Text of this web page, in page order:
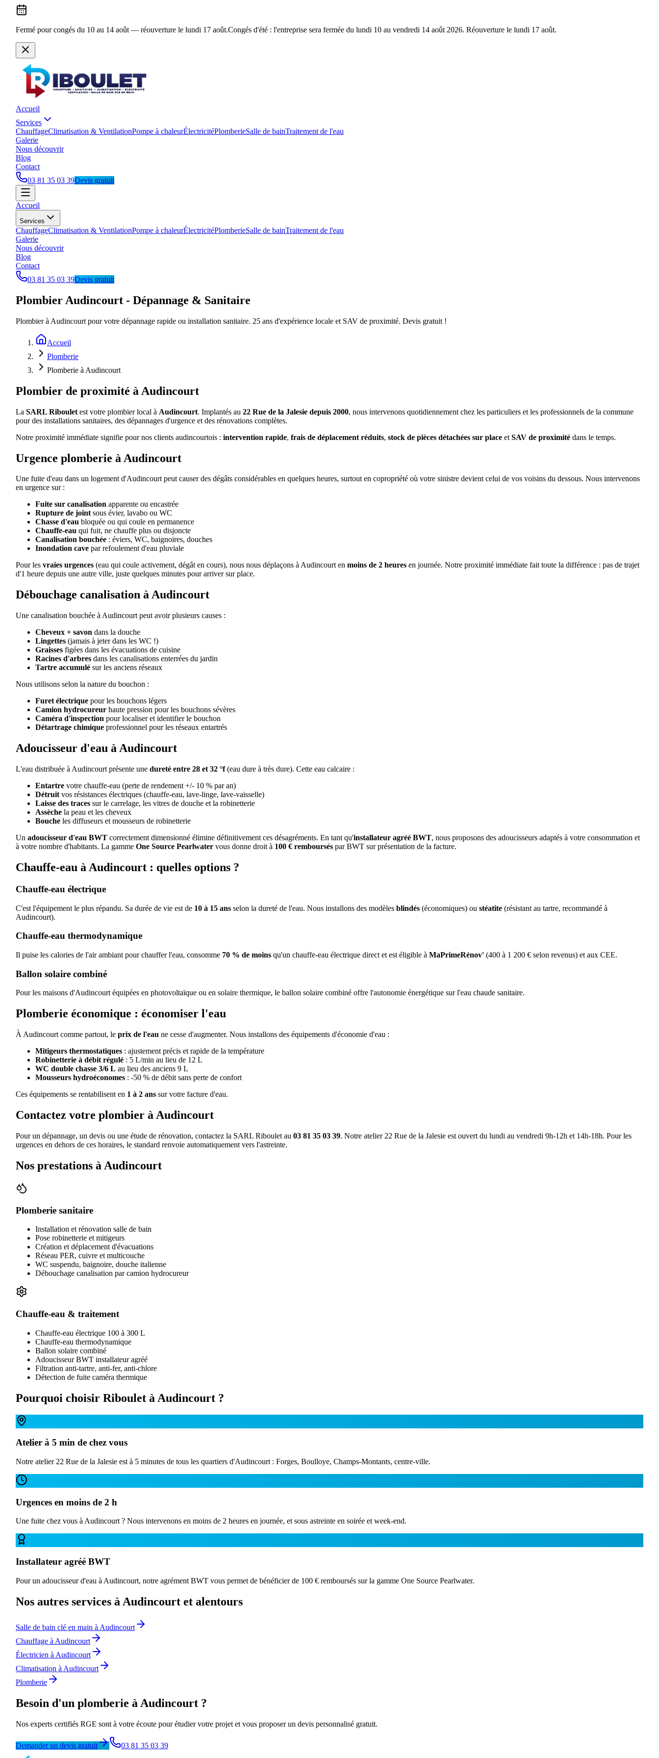
Fermé pour congés du 10 au 14 août — réouverture le lundi 17 août.Congés d'été : l'entreprise sera fermée du lundi 10 au vendredi 14 août 2026. Réouverture le lundi 17 août.
Accueil
Services
ChauffageClimatisation & VentilationPompe à chaleurÉlectricitéPlomberieSalle de bainTraitement de l'eau
Galerie
Nous découvrir
Blog
Contact
03 81 35 03 39Devis gratuit
Accueil
Services
ChauffageClimatisation & VentilationPompe à chaleurÉlectricitéPlomberieSalle de bainTraitement de l'eau
Galerie
Nous découvrir
Blog
Contact
03 81 35 03 39Devis gratuit
Plombier Audincourt - Dépannage & Sanitaire
Plombier à Audincourt pour votre dépannage rapide ou installation sanitaire. 25 ans d'expérience locale et SAV de proximité. Devis gratuit !
Accueil
Plomberie
Plomberie à Audincourt
Plombier de proximité à Audincourt
La SARL Riboulet est votre plombier local à Audincourt. Implantés au 22 Rue de la Jalesie depuis 2000, nous intervenons quotidiennement chez les particuliers et les professionnels de la commune
pour des installations sanitaires, des dépannages d'urgence et des rénovations complètes.
Notre proximité immédiate signifie pour nos clients audincourtois : intervention rapide, frais de déplacement réduits, stock de pièces détachées sur place et SAV de proximité dans le temps.
Urgence plomberie à Audincourt
Une fuite d'eau dans un logement d'Audincourt peut causer des dégâts considérables en quelques heures, surtout en copropriété où votre sinistre devient celui de vos voisins du dessous. Nous intervenons
en urgence sur :
Fuite sur canalisation apparente ou encastrée
Rupture de jointsous évier, lavabo ou WC
Chasse d'eau bloquée ou qui coule en permanence
Chauffe-eau qui fuit, ne chauffe plus ou disjoncte
Canalisation bouchée : éviers, WC, baignoires, douches
Inondation cave par refoulement d'eau pluviale
Pour les vraies urgences (eau qui coule activement, dégât en cours), nous nous déplaçons à Audincourt en moins de 2 heures en journée. Notre proximité immédiate fait toute la différence : pas de trajet
d'1 heure depuis une autre ville, juste quelques minutes pour arriver sur place.
Débouchage canalisation à Audincourt
Une canalisation bouchée à Audincourt peut avoir plusieurs causes :
Cheveux + savon dans la douche
Lingettes (jamais à jeter dans les WC !)
Graisses figées dans les évacuations de cuisine
Racines d'arbres dans les canalisations enterrées du jardin
Tartre accumulé sur les anciens réseaux
Nous utilisons selon la nature du bouchon :
Furet électrique pour les bouchons légers
Camion hydrocureur haute pression pour les bouchons sévères
Caméra d'inspection pour localiser et identifier le bouchon
Détartrage chimique professionnel pour les réseaux entartrés
Adoucisseur d'eau à Audincourt
L'eau distribuée à Audincourt présente une dureté entre 28 et 32 °f(eau dure à très dure). Cette eau calcaire :
Entartre votre chauffe-eau (perte de rendement +/- 10 % par an)
Détruit vos résistances électriques (chauffe-eau, lave-linge, lave-vaisselle)
Laisse des traces sur le carrelage, les vitres de douche et la robinetterie
Assèche la peau et les cheveux
Bouche les diffuseurs et mousseurs de robinetterie
Un adoucisseur d'eau BWT correctement dimensionné élimine définitivement ces désagréments. En tant qu'installateur agréé BWT, nous proposons des adoucisseurs adaptés à votre consommation et
à votre nombre d'habitants. La gamme One Source Pearlwater vous donne droit à 100 € remboursés par BWT sur présentation de la facture.
Chauffe-eau à Audincourt : quelles options ?
Chauffe-eau électrique
C'est l'équipement le plus répandu. Sa durée de vie est de 10 à 15 ans selon la dureté de l'eau. Nous installons des modèles blindés (économiques) ou stéatite (résistant au tartre, recommandé à
Audincourt).
Chauffe-eau thermodynamique
Il puise les calories de l'air ambiant pour chauffer l'eau, consomme 70 % de moins qu'un chauffe-eau électrique direct et est éligible à MaPrimeRénov' (400 à 1 200 € selon revenus) et aux CEE.
Ballon solaire combiné
Pour les maisons d'Audincourt équipées en photovoltaïque ou en solaire thermique, le ballon solaire combiné offre l'autonomie énergétique sur l'eau chaude sanitaire.
Plomberie économique : économiser l'eau
À Audincourt comme partout, le prix de l'eau ne cesse d'augmenter. Nous installons des équipements d'économie d'eau :
Mitigeurs thermostatiques : ajustement précis et rapide de la température
Robinetterie à débit régulé : 5 L/min au lieu de 12 L
WC double chasse 3/6 L au lieu des anciens 9 L
Mousseurs hydroéconomes : -50 % de débit sans perte de confort
Ces équipements se rentabilisent en 1 à 2 ans sur votre facture d'eau.
Contactez votre plombier à Audincourt
Pour un dépannage, un devis ou une étude de rénovation, contactez la SARL Riboulet au 03 81 35 03 39. Notre atelier 22 Rue de la Jalesie est ouvert du lundi au vendredi 9h-12h et 14h-18h. Pour les
urgences en dehors de ces horaires, le standard renvoie automatiquement vers l'astreinte.
Nos prestations à Audincourt
Plomberie sanitaire
Installation et rénovation salle de bain
Pose robinetterie et mitigeurs
Création et déplacement d'évacuations
Réseau PER, cuivre et multicouche
WC suspendu, baignoire, douche italienne
Débouchage canalisation par camion hydrocureur
Chauffe-eau & traitement
Chauffe-eau électrique 100 à 300 L
Chauffe-eau thermodynamique
Ballon solaire combiné
Adoucisseur BWT installateur agréé
Filtration anti-tartre, anti-fer, anti-chlore
Détection de fuite caméra thermique
Pourquoi choisir Riboulet à Audincourt ?
Atelier à 5 min de chez vous
Notre atelier 22 Rue de la Jalesie est à 5 minutes de tous les quartiers d'Audincourt : Forges, Boulloye, Champs-Montants, centre-ville.
Urgences en moins de 2 h
Une fuite chez vous à Audincourt ? Nous intervenons en moins de 2 heures en journée, et sous astreinte en soirée et week-end.
Installateur agréé BWT
Pour un adoucisseur d'eau à Audincourt, notre agrément BWT vous permet de bénéficier de 100 € remboursés sur la gamme One Source Pearlwater.
Nos autres services à Audincourt et alentours
Salle de bain clé en main à Audincourt
Chauffage à Audincourt
Électricien à Audincourt
Climatisation à Audincourt
Plomberie
Besoin d'un plomberie à Audincourt ?
Nos experts certifiés RGE sont à votre écoute pour étudier votre projet et vous proposer un devis personnalisé gratuit.
Demander un devis gratuit 03 81 35 03 39